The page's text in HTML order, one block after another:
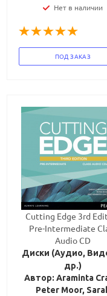
Нет в наличии
ПОД ЗАКАЗ
Cutting Edge 3rd
Pre-Intermediate
Audio CD
Диски (Аудио,
др.)
Автор: Araminta
Peter Moor,